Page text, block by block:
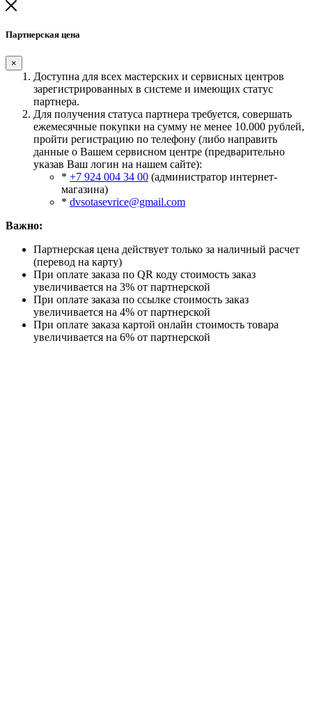
Партнерская цена
×
Доступна для всех мастерских и сервисных центров
зарегистрированных в системе и имеющих статус
партнера.
Для получения статуса партнера требуется, совершать
ежемесячные покупки на сумму не менее 10.000 рублей,
пройти регистрацию по телефону (либо направить
данные о Вашем сервисном центре (предварительно
указав Ваш логин на нашем сайте):
* +7 924 004 34 00 (администратор интернет-
магазина)
* dvsotasevrice@gmail.com
Важно:
Партнерская цена действует только за наличный расчет
(перевод на карту)
При оплате заказа по QR коду стоимость заказ
увеличивается на 3% от партнерской
При оплате заказа по ссылке стоимость заказ
увеличивается на 4% от партнерской
При оплате заказа картой онлайн стоимость товара
увеличивается на 6% от партнерской